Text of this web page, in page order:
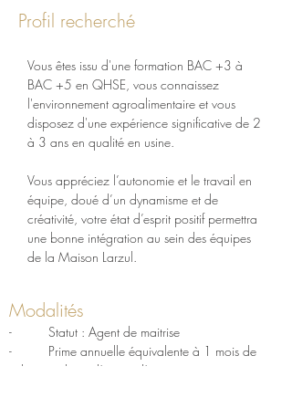
Profil recherché
Vous êtes issu d'une formation BAC +3 à
BAC +5 en QHSE, vous connaissez
l'environnement agroalimentaire et vous
disposez d'une expérience significative de 2
à 3 ans en qualité en usine.
Vous appréciez l’autonomie et le travail en
équipe, doué d’un dynamisme et de
créativité, votre état d’esprit positif permettra
une bonne intégration au sein des équipes
de la Maison Larzul.
Modalités
-          Statut : Agent de maitrise
-          Prime annuelle équivalente à 1 mois de
salaire au bout d’un an d’ancienneté